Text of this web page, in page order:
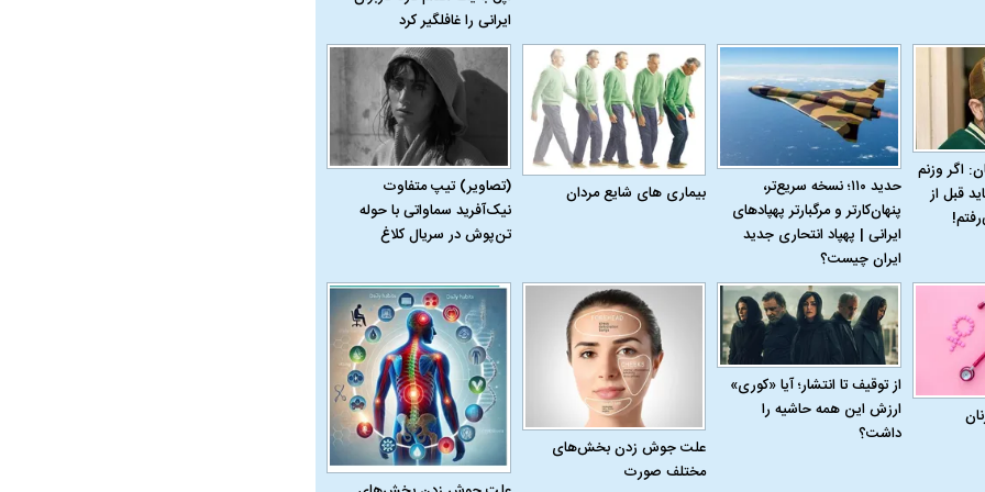
ایرانی را غافلگیر کرد
اگر وزنم
قبل از
حدید ۱۱۰؛ نسخه سریع‌تر،
پنهان‌کارتر و مرگبارتر پهپادهای
ایرانی | پهپاد انتحاری جدید
ایران چیست؟
بیماری‌ های شایع مردان
(تصاویر) تیپ متفاوت
نیک‌آفرید سماواتی با حوله
تن‌پوش در سریال کلاغ
از توقیف تا انتشار؛ آیا «کوری»
ارزش این همه حاشیه را
داشت؟
علت جوش زدن بخش‌های
مختلف صورت
درباره
ببینید| انیمیشن لگویی حمله به کویت با
جنگنده اف-۵
ببینید| نظر متفاوت سینا حجازی درباره
گوگوش خبرساز شد